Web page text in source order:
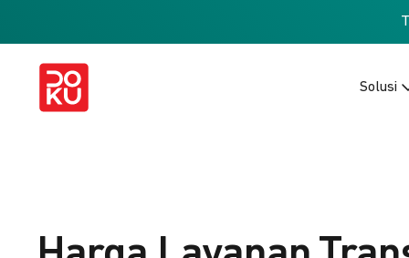
Solusi